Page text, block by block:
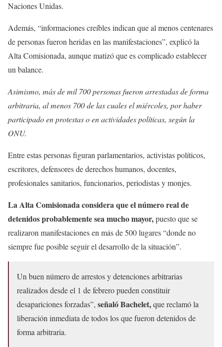
Naciones Unidas.
Además, “informaciones creíbles indican que al menos centenares
de personas fueron heridas en las manifestaciones”, explicó la
Alta Comisionada, aunque matizó que es complicado establecer
un balance.
Asimismo, más de mil 700 personas fueron arrestadas de forma
arbitraria, al menos 700 de las cuales el miércoles, por haber
participado en protestas o en actividades políticas, según la
ONU.
Entre estas personas figuran parlamentarios, activistas políticos,
escritores, defensores de derechos humanos, docentes,
profesionales sanitarios, funcionarios, periodistas y monjes.
La Alta Comisionada considera que el número real de
detenidos probablemente sea mucho mayor,puesto que se
realizaron manifestaciones en más de 500 lugares “donde no
siempre fue posible seguir el desarrollo de la situación”.
Un buen número de arrestos y detenciones arbitrarias
realizados desde el 1 de febrero pueden constituir
desapariciones forzadas”, señaló Bachelet,que reclamó la
liberación inmediata de todos los que fueron detenidos de
forma arbitraria.